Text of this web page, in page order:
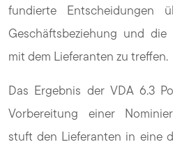
fundierte Entscheidungen
Geschäftsbeziehung und die
mit dem Lieferanten zu treffen.
Das Ergebnis der VDA 6.3
Vorbereitung einer
stuft den Lieferanten in eine